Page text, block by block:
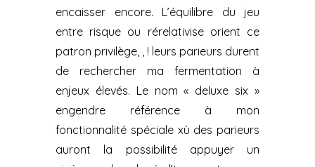
encaisser encore. L’équilibre du jeu
entre risque ou rérelativise orient ce
patron privilège, , ! leurs parieurs durent
de rechercher ma fermentation à
enjeux élevés. Le nom « deluxe six »
engendre référence à mon
fonctionnalité spéciale xù des parieurs
auront la possibilité appuyer un